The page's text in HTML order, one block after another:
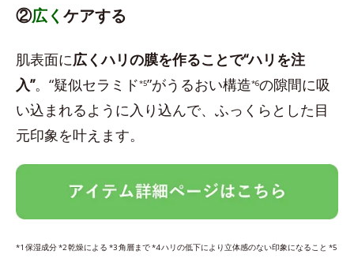
②広く ケアする
肌表面に広くハリの膜を作ることで“ハリを注
入”。“疑似セラミド*5”がうるおい構造*6の隙間に吸
い込まれるように入り込んで、ふっくらとした目
元印象を叶えます。
*1 保湿成分 *2 乾燥による *3 角層まで *4 ハリの低下により立体感のない印象になること *5